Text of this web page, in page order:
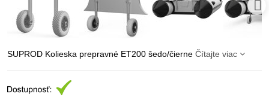
SUPROD Kolieska prepravné ET200 šedo/čierne Čítajte viac